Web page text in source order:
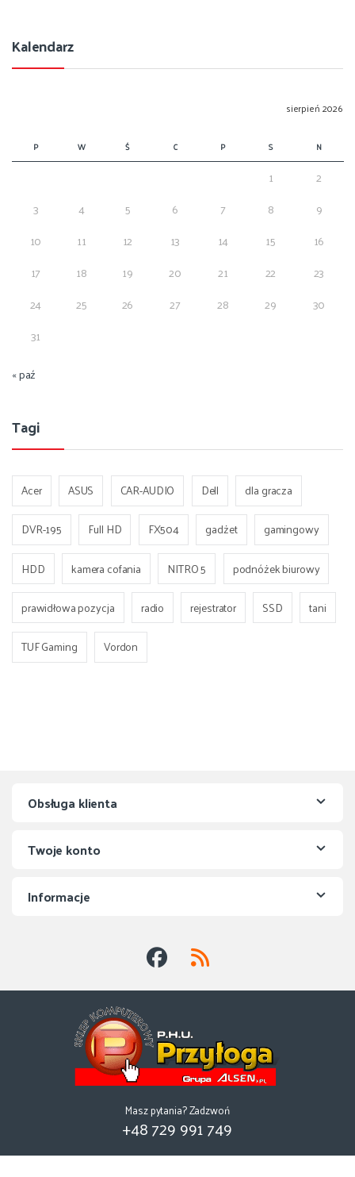
Kalendarz
sierpień 2026
P W Ś C P S N
1
2
3
4 5 6 7 8
9
10
11 12 13 14 15
16
17
18 19 20 21 22
23
24
25 26 27 28 29
30
31
« paź
Tagi
Acer ASUS CAR-AUDIO Dell
dla gracza
DVR-195
Full HD FX504 gadżet
gamingowy
HDD
kamera cofania NITRO 5
podnóżek biurowy
prawidłowa pozycja
radio rejestrator SSD
tani
TUF Gaming
Vordon
Obsługa klienta
Twoje konto
Informacje
Masz pytania? Zadzwoń
+48 729 991 749